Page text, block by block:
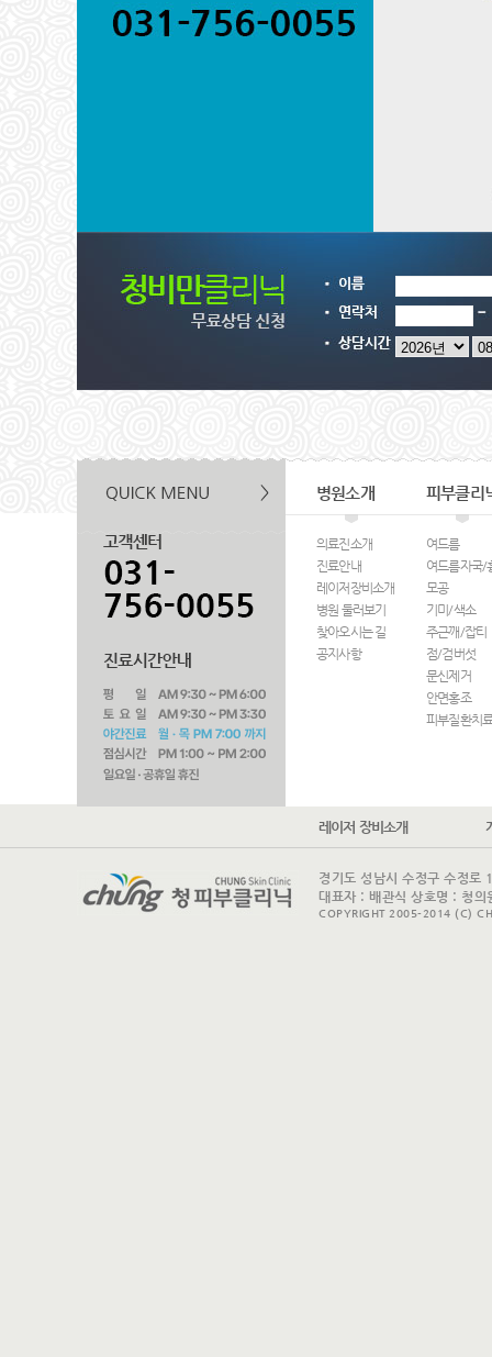
병원소개
의료진소개
진료안내
레이저장비소개
병원 둘러보기
찾아오시는 길
공지사항
피부클리
여드름
여드름자국/
모공
기미/색소
주근깨/잡티
점/검버섯
문신제거
안면홍조
피부질환치
레이저 장비소개
경기도 성남시 수정구 수정
대표자 : 배관식 상호명 : 청
COPYRIGHT 2005-2014 (C)